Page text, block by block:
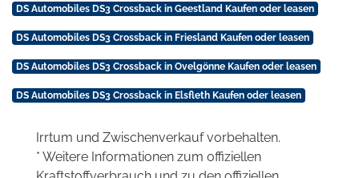
DS Automobiles DS3 Crossback in Geestland Kaufen oder leasen
DS Automobiles DS3 Crossback in Friesland Kaufen oder leasen
DS Automobiles DS3 Crossback in Ovelgönne Kaufen oder leasen
DS Automobiles DS3 Crossback in Elsfleth Kaufen oder leasen
Irrtum und Zwischenverkauf vorbehalten.
* Weitere Informationen zum offiziellen